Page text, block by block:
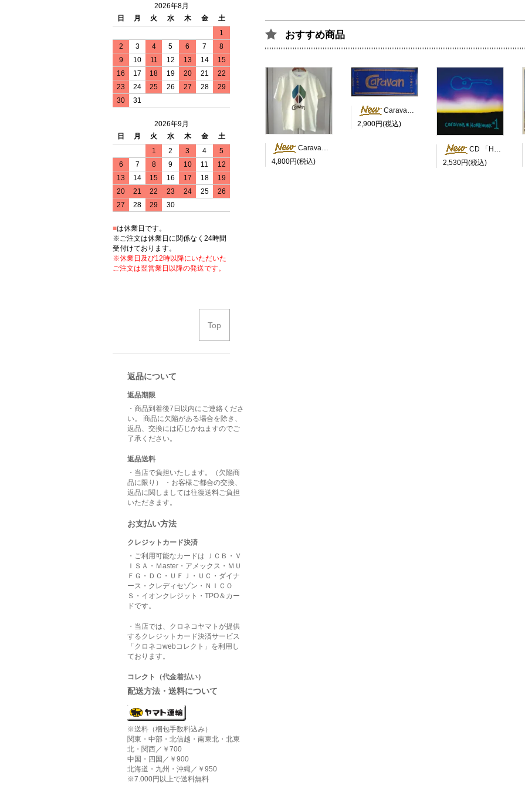
おすすめ商品
Caravan Peace Tシャツ
4,800円(税込)
Caravan Summer フェイスタオル2026（ジャガード織）
2,900円(税込)
CD 「HOMEWORK #1」
2,530円(税込)
2026年8月
日
月 火 水 木 金
土
1
2
3 4 5 6 7
8
9
10 11 12 13 14
15
16
17 18 19 20 21
22
23
24 25 26 27 28
29
30
31
2026年9月
日
月 火 水 木 金
土
1
2 3 4
5
6
7 8 9 10 11
12
13
14 15 16 17 18
19
20
21 22 23 24 25
26
27
28 29 30
■は休業日です。
※ご注文は休業日に関係なく24時間
受付けております。
※休業日及び12時以降にいただいた
ご注文は翌営業日以降の発送です。
Top
返品について
返品期限
・商品到着後7日以内にご連絡くださ
い。 商品に欠陥がある場合を除き、
返品、交換には応じかねますのでご
了承ください。
返品送料
・当店で負担いたします。（欠陥商
品に限り） ・お客様ご都合の交換、
返品に関しましては往復送料ご負担
いただきます。
お支払い方法
クレジットカード決済
・ご利用可能なカードは ＪＣＢ・Ｖ
ＩＳＡ・Ｍaster・アメックス・ＭＵ
ＦＧ・ＤＣ・ＵＦＪ・ＵＣ・ダイナ
ース・クレディセゾン・ＮＩＣＯ
Ｓ・イオンクレジット・TPO＆カー
ドです。
・当店では、クロネコヤマトが提供
するクレジットカード決済サービス
「クロネコwebコレクト」を利用し
ております。
コレクト（代金着払い）
配送方法・送料について
※送料（梱包手数料込み）
関東・中部・北信越・南東北・北東
北・関西／￥700
中国・四国／￥900
北海道・九州・沖縄／￥950
※7.000円以上で送料無料